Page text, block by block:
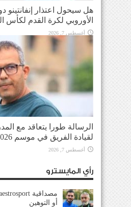
هل سيحول اعتذار إنفانتينو
الأوروبي لكرة القدم لكأس
أغسطس 7, 2026
الرسالة طورا يتعاقد مع
لقيادة الفريق في موسم 2026-2027
أغسطس 7, 2026
رأي المايسترو
أو التوهين